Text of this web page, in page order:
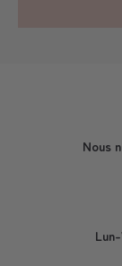
Nous